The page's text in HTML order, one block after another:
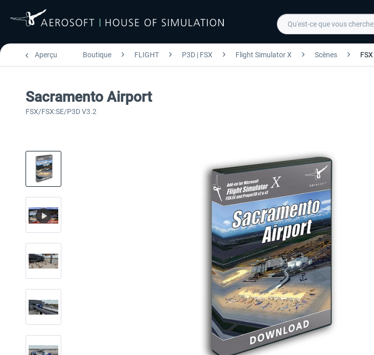
Aperçu Boutique FLIGHT P3D | FSX Flight Simulator X Scènes
Sacramento Airport
FSX/FSX:SE/P3D V3.2